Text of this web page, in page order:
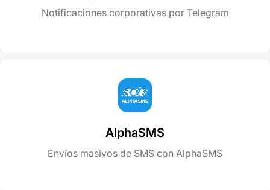
Notificaciones corporativas por Telegram
AlphaSMS
Envíos masivos de SMS con AlphaSMS